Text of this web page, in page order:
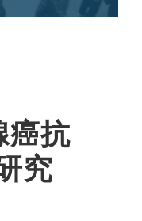
癌抗
究